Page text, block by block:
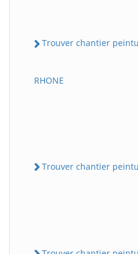
Trouver chantier
RHONE
Trouver chantier